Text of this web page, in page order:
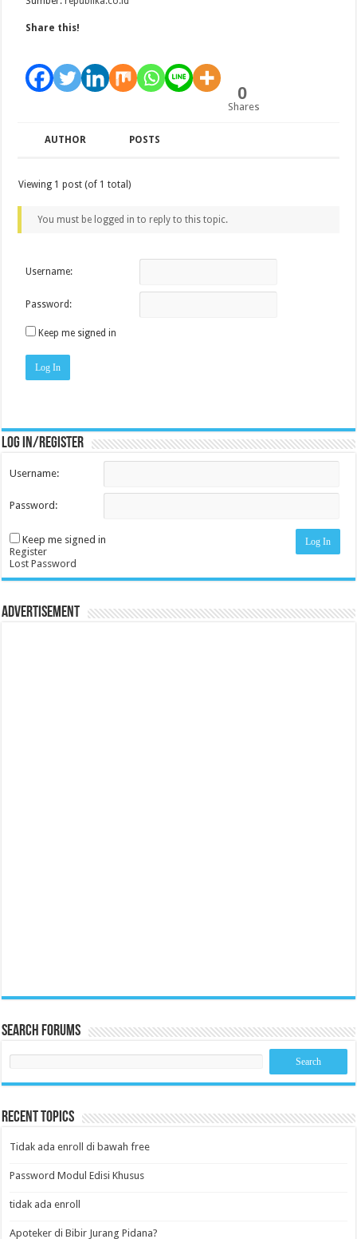
Share this!
0
Shares
AUTHOR POSTS
Viewing 1 post (of 1 total)
You must be logged in to reply to this topic.
Username:
Password:
Keep me signed in
Log In
Log in/register
Username:
Password:
Keep me signed in Log In
Register
Lost Password
Advertisement
Search Forums
Recent Topics
Tidak ada enroll di bawah free
Password Modul Edisi Khusus
tidak ada enroll
Apoteker di Bibir Jurang Pidana?